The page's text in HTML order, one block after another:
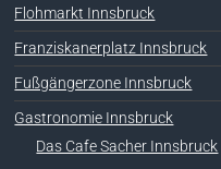
Flohmarkt Innsbruck
Franziskanerplatz Innsbruck
Fußgängerzone Innsbruck
Gastronomie Innsbruck
Das Cafe Sacher Innsbruck